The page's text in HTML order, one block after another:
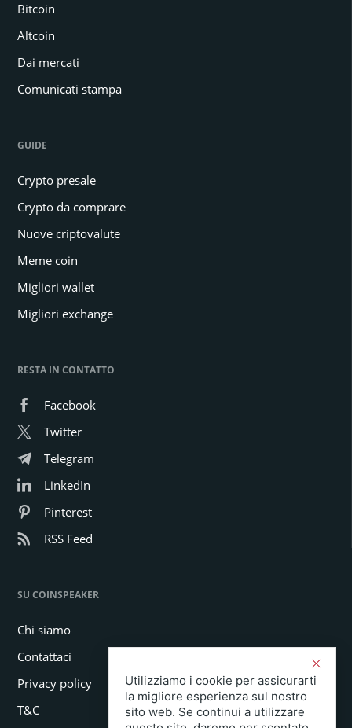
Bitcoin
Altcoin
Dai mercati
Comunicati stampa
GUIDE
Crypto presale
Crypto da comprare
Nuove criptovalute
Meme coin
Migliori wallet
Migliori exchange
RESTA IN CONTATTO
Facebook
Twitter
Telegram
LinkedIn
Pinterest
RSS Feed
SU COINSPEAKER
Chi siamo
Contattaci
Privacy policy
T&C
Utilizziamo i cookie per assicurarti
la migliore esperienza sul nostro
sito web. Se continui a utilizzare